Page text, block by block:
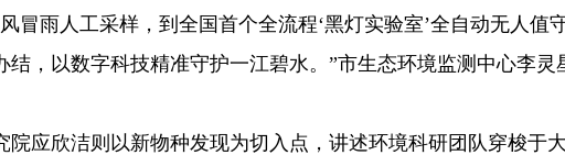
冒雨人工采样，到全国首个全流程‘黑灯实验室’全自动无人值
结，以数字科技精准守护一江碧水。”市生态环境监测中心李灵
院应欣洁则以新物种发现为切入点，讲述环境科研团队穿梭于